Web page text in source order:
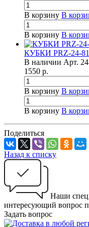
В корзину В
В корзину В
КУБКИ PRZ-24-
В наличии Арт.
1550 р.
В корзину В
В корзину В
Поделиться
Назад к списку
Наши
интересующий вопрос
Задать вопрос